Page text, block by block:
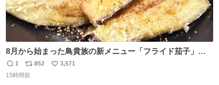
8月から始まった鳥貴族の新メニュー「フライド茄子」が
うますぎでした 信じて……
返
信
1
リ
ポ
852
い
3,571
15時間前